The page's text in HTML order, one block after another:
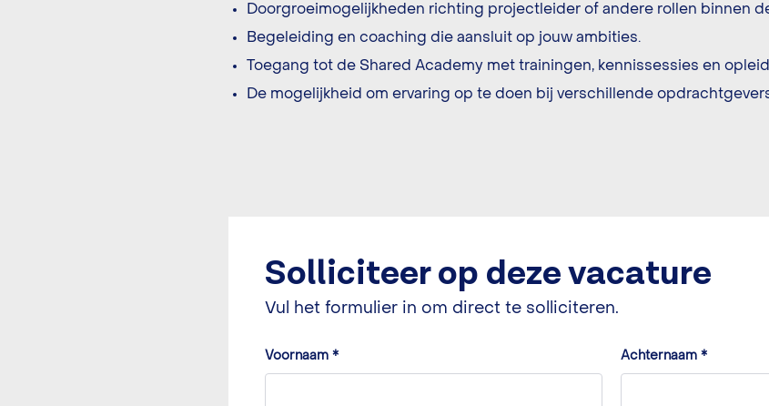
Doorgroeimogelijkheden richting projectleider of andere rollen binnen
Begeleiding en coaching die aansluit op jouw ambities.
Toegang tot de Shared Academy met trainingen, kennissessies en
De mogelijkheid om ervaring op te doen bij verschillende
Solliciteer op deze vacature
Vul het formulier in om direct te solliciteren.
Voornaam * Achternaam *